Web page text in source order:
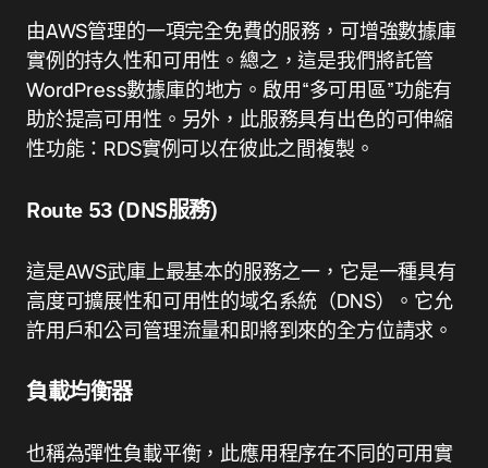
由AWS管理的一項完全免費的服務，可增強數據庫
實例的持久性和可用性。總之，這是我們將託管
WordPress數據庫的地方。啟用“多可用區”功能有
助於提高可用性。另外，此服務具有出色的可伸縮
性功能：RDS實例可以在彼此之間複製。
Route 53 (DNS服務)
這是AWS武庫上最基本的服務之一，它是一種具有
高度可擴展性和可用性的域名系統（DNS）。它允
許用戶和公司管理流量和即將到來的全方位請求。
負載均衡器
也稱為彈性負載平衡，此應用程序在不同的可用實